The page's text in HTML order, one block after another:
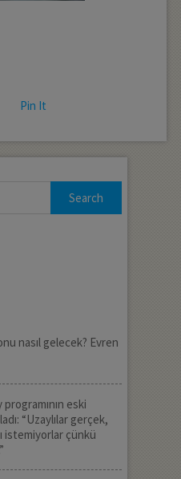
Pin It
nasıl gelecek? Evren
programının eski
“Uzaylılar gerçek,
istemiyorlar çünkü